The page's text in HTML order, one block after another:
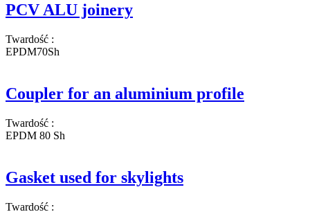
PCV ALU joinery
Twardość :
EPDM70Sh
Coupler for an aluminium profile
Twardość :
EPDM 80 Sh
Gasket used for skylights
Twardość :